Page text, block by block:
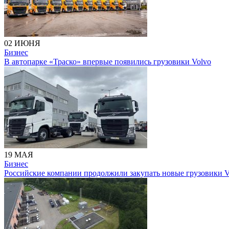
02 ИЮНЯ
Бизнес
В автопарке «Траско» впервые появились грузовики Volvo
19 МАЯ
Бизнес
Российские компании продолжили закупать новые грузовики